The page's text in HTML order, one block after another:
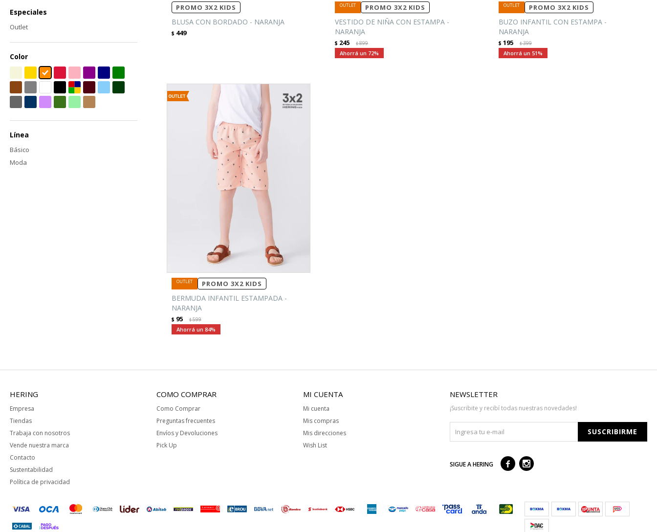
PROMO 3X2 KIDS
BLUSA CON BORDADO - NARANJA
$ 449
PROMO 3X2 KIDS
VESTIDO DE NIÑA CON ESTAMPA -
NARANJA
$ 245 $899
72
PROMO 3X2 KIDS
BUZO INFANTIL CON ESTAMPA -
NARANJA
$ 195 $399
51
PROMO 3X2 KIDS
BERMUDA INFANTIL ESTAMPADA -
NARANJA
$ 95 $599
84
Especiales
Outlet
Color
Línea
Básico
Moda
HERING
Empresa
Tiendas
Trabaja con nosotros
Vende nuestra marca
Contacto
Sustentabilidad
Política de privacidad
COMO COMPRAR
Como Comprar
Preguntas frecuentes
Envíos y Devoluciones
Pick Up
MI CUENTA
Mi cuenta
Mis compras
Mis direcciones
Wish List
NEWSLETTER
¡Suscribite y recibí todas nuestras novedades!
SUSCRIBIRME
SIGUE A HERING  